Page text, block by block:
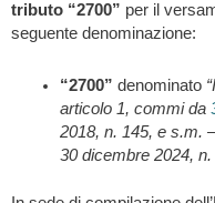
tributo “2700” per il
seguente denominazione:
“2700” denominato
articolo 1, commi da
2018, n. 145, e s.m.
30 dicembre 2024, n.